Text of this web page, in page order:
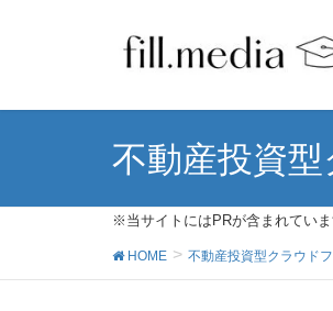
不動産投資
※当サイトにはPRが含まれていま
HOME 不動産投資型クラウド